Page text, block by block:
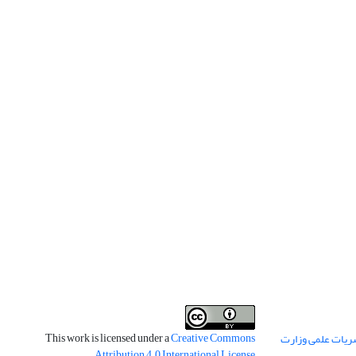
علمی وزارت This work is licensed under aCreative Commons